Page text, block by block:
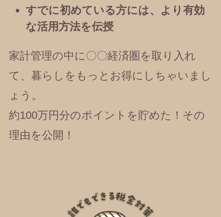
すでに初めている方には、より有効
な活用方法を伝授
家計管理の中に〇〇経済圏を取り入れ
て、暮らしをもっとお得にしちゃいまし
ょう。
約100万円分のポイントを貯めた！その
理由を公開！